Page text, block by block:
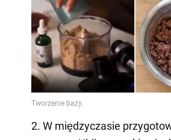
2. W międzyczasie